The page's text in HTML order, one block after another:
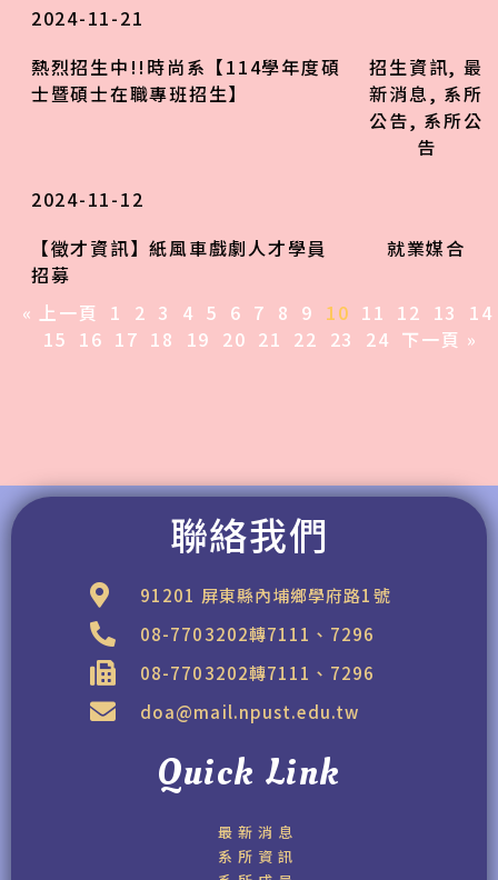
2024-11-21
熱烈招生中!!時尚系【114學年度碩
士暨碩士在職專班招生】
招生資訊, 最
新消息, 系所
公告, 系所公
告
2024-11-12
【徵才資訊】紙風車戲劇人才學員
招募
就業媒合
« 上一頁 1 2 3 4 5 6 7 8 9 10 11 12 13
14
15 16 17 18 19 20 21 22 23 24 下一頁 »
聯絡我們
91201 屏東縣內埔鄉學府路1號
08-7703202轉7111、7296
08-7703202轉7111、7296
doa@mail.npust.edu.tw
Quick Link
最新消息
系所資訊